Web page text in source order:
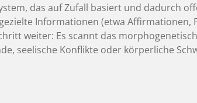
das auf Zufall basiert und dadurch
Informationen (etwa Affirmationen,
weiter: Es scannt das
seelische Konflikte oder körperliche